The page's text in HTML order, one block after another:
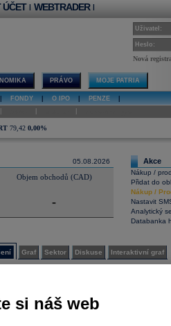
ÚČET | WEBTRADER |
Uživatel:
Heslo:
Nová
PRÁVO MOJE PATRIA
FONDY O IPO PENZE
79,42 0,00%
05.08.2026
Objem obchodů (CAD)
-
Akce
Nákup /
Přidat do
Nákup/
Nastavit
Analytický
Databanka
Graf Sektor Diskuse Interaktivní graf
Plus. Pokud jste klienty Patria Plus nebo
si náš web